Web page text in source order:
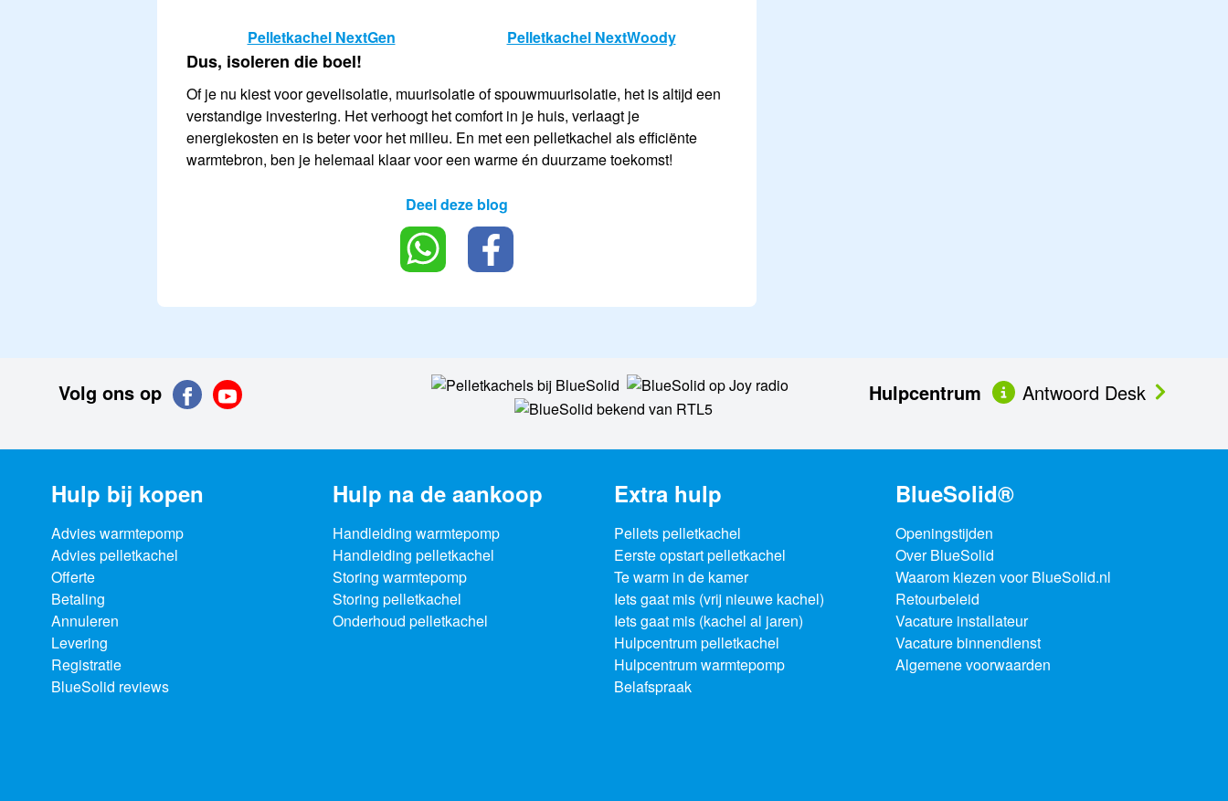
Pelletkachel NextGen Pelletkachel NextWoody
Dus, isoleren die boel!
Of je nu kiest voor gevelisolatie, muurisolatie of spouwmuurisolatie, het is altijd een
verstandige investering. Het verhoogt het comfort in je huis, verlaagt je
energiekosten en is beter voor het milieu. En met een pelletkachel als efficiënte
warmtebron, ben je helemaal klaar voor een warme én duurzame toekomst!
Deel deze blog
Volg ons op Hulpcentrum Antwoord Desk
Hulp bij kopen
Advies warmtepomp
Advies pelletkachel
Offerte
Betaling
Annuleren
Levering
Registratie
BlueSolid reviews
Hulp na de aankoop
Handleiding warmtepomp
Handleiding pelletkachel
Storing warmtepomp
Storing pelletkachel
Onderhoud pelletkachel
Extra hulp
Pellets pelletkachel
Eerste opstart pelletkachel
Te warm in de kamer
Iets gaat mis (vrij nieuwe kachel)
Iets gaat mis (kachel al jaren)
Hulpcentrum pelletkachel
Hulpcentrum warmtepomp
Belafspraak
BlueSolid®
Openingstijden
Over BlueSolid
Waarom kiezen voor BlueSolid.nl
Retourbeleid
Vacature installateur
Vacature binnendienst
Algemene voorwaarden